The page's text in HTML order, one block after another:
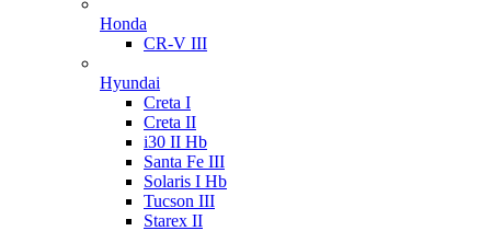
Honda
CR-V III
Hyundai
Creta I
Creta II
i30 II Hb
Santa Fe III
Solaris I Hb
Tucson III
Starex II